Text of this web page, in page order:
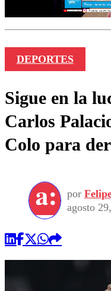
DEPORTES
Sigue en la
Carlos
Colo para
por
agosto